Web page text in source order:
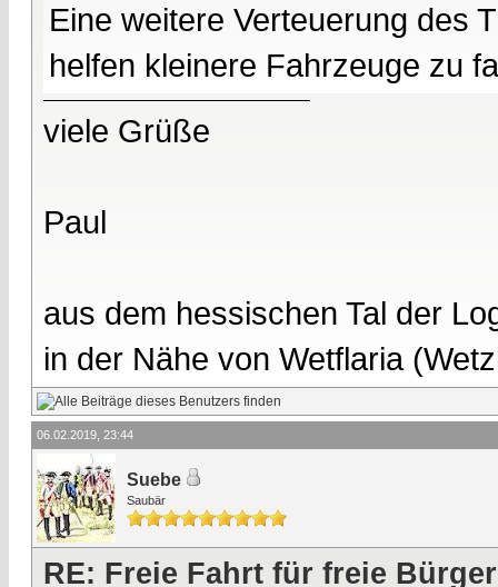
Eine weitere Verteuerung des
helfen kleinere Fahrzeuge zu
viele Grüße
Paul
aus dem hessischen Tal der
in der Nähe von Wetflaria
06.02.2019, 23:44
Suebe
Saubär
RE: Freie Fahrt für freie Bürger